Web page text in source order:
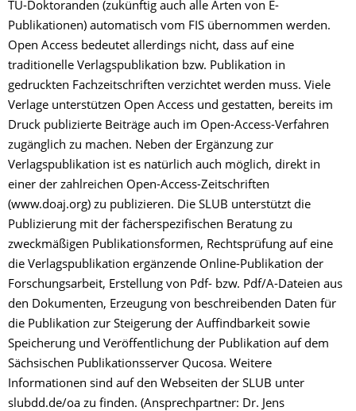
TU-Doktoranden (zukünftig auch alle Arten von E-
Publikationen) automatisch vom FIS übernommen werden.
Open Access bedeutet allerdings nicht, dass auf eine
traditionelle Verlagspublikation bzw. Publikation in
gedruckten Fachzeitschriften verzichtet werden muss. Viele
Verlage unterstützen Open Access und gestatten, bereits im
Druck publizierte Beiträge auch im Open-Access-Verfahren
zugänglich zu machen. Neben der Ergänzung zur
Verlagspublikation ist es natürlich auch möglich, direkt in
einer der zahlreichen Open-Access-Zeitschriften
(www.doaj.org) zu publizieren. Die SLUB unterstützt die
Publizierung mit der fächerspezifischen Beratung zu
zweckmäßigen Publikationsformen, Rechtsprüfung auf eine
die Verlagspublikation ergänzende Online-Publikation der
Forschungsarbeit, Erstellung von Pdf- bzw. Pdf/A-Dateien aus
den Dokumenten, Erzeugung von beschreibenden Daten für
die Publikation zur Steigerung der Auffindbarkeit sowie
Speicherung und Veröffentlichung der Publikation auf dem
Sächsischen Publikationsserver Qucosa. Weitere
Informationen sind auf den Webseiten der SLUB unter
slubdd.de/oa zu finden. (Ansprechpartner: Dr. Jens